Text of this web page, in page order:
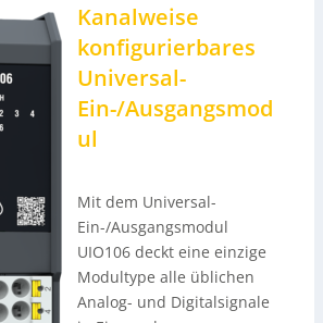
Kanalweise
konfigurierbares
Universal-
Ein-/Ausgangsmod
ul
Mit dem Universal-
Ein-/Ausgangsmodul
UIO106 deckt eine einzige
Modultype alle üblichen
Analog- und Digitalsignale